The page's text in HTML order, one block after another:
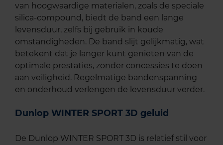
van hoogwaardige materialen, zoals de speciale
silica-compound, biedt de band een lange
levensduur, zelfs bij gebruik in koude
omstandigheden. De band slijt gelijkmatig, wat
betekent dat je langer kunt genieten van de
optimale prestaties, zonder concessies te doen
aan veiligheid. Regelmatige bandenspanning
en onderhoud verlengen de levensduur verder.
Dunlop WINTER SPORT 3D geluid
De Dunlop WINTER SPORT 3D is relatief stil voor